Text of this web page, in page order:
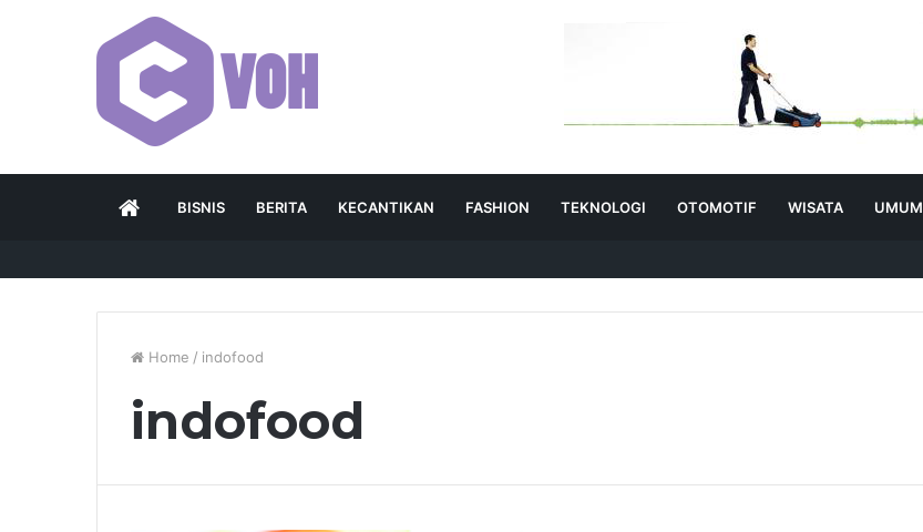
HOMEBISNIS BERITA KECANTIKAN FASHION TEKNOLOGI OTOMOTIF WISATA UMUM
Home / indofood
indofood